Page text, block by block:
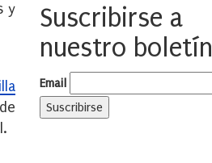
y
Suscribirse a
nuestro boletín
Email